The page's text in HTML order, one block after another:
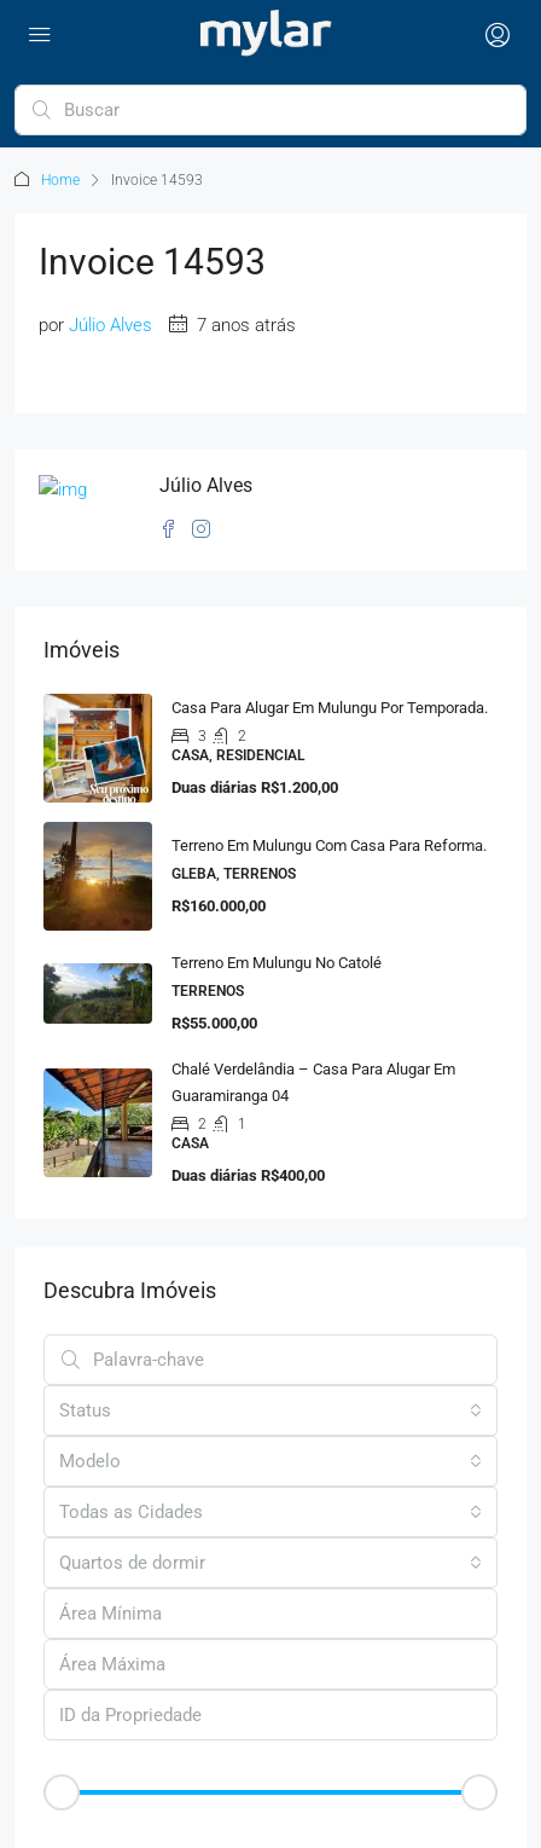
Home Invoice 14593
Invoice 14593
por Júlio Alves 7 anos atrás
Júlio Alves
Imóveis
Casa Para Alugar Em Mulungu Por Temporada.
3
2
CASA, RESIDENCIAL
Duas diárias R$1.200,00
Terreno Em Mulungu Com Casa Para Reforma.
GLEBA, TERRENOS
R$160.000,00
Terreno Em Mulungu No Catolé
TERRENOS
R$55.000,00
Chalé Verdelândia – Casa Para Alugar Em
Guaramiranga 04
2
1
CASA
Duas diárias R$400,00
Descubra Imóveis
Status
Modelo
Todas as Cidades
Quartos de dormir